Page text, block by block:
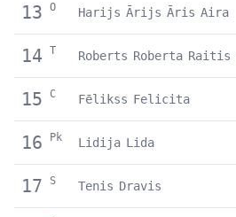
13 O Harijs Ārijs Āris Aira
14 T Roberts Roberta Raitis
15 C Fēlikss Felicita
16 Pk Lidija Lida
17 S Tenis Dravis